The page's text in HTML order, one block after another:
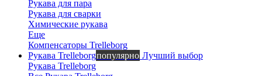
Рукава для пара
Рукава для сварки
Химические рукава
Еще
Компенсаторы Trelleborg
Рукава Trelleborgпопулярно Лучший выбор
Рукава Trelleborg